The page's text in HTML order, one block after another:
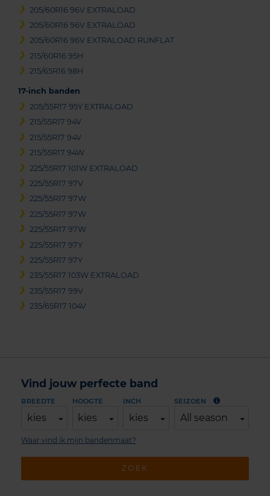
205/60R16 96V EXTRALOAD
205/60R16 96V EXTRALOAD
205/60R16 96V EXTRALOAD RUNFLAT
215/60R16 95H
215/65R16 98H
17-inch banden
205/55R17 95Y EXTRALOAD
215/55R17 94V
215/55R17 94V
215/55R17 94W
225/55R17 101W EXTRALOAD
225/55R17 97V
225/55R17 97W
225/55R17 97W
225/55R17 97W
225/55R17 97Y
225/55R17 97Y
235/55R17 103W EXTRALOAD
235/55R17 99V
235/65R17 104V
Vind jouw perfecte band
BREEDTE
kies
HOOGTE
kies
INCH
kies
SEIZOEN
All season
ZOEK
Waar vind ik mijn bandenmaat?